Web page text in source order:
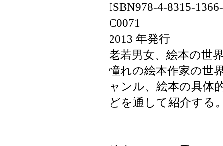
ISBN978-4-8315-
C0071
2013 年発行
老若男女、絵本の世
憧れの絵本作家の世
ャンル、絵本の具体
どを通して紹介する